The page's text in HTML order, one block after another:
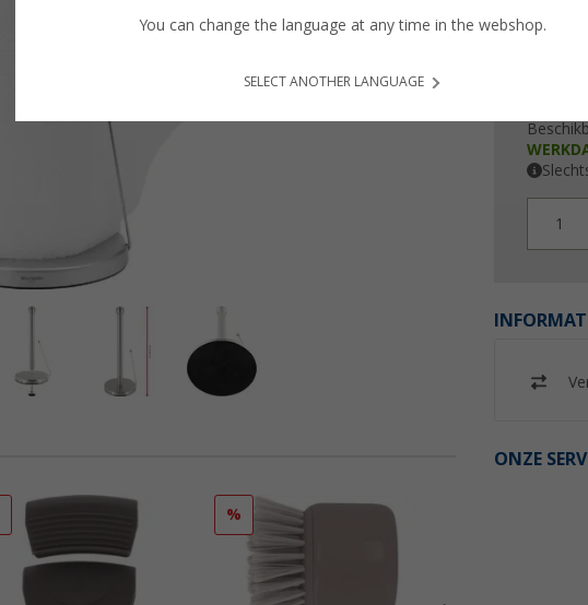
1
ONZE
%
You can change the language at any time in the webshop.
SELECT ANOTHER LANGUAGE